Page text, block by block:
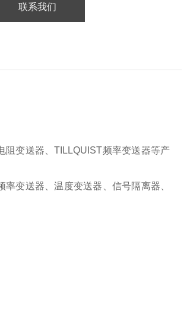
联系我们
阻变送器、TILLQUIST频率变送器等产
变送器、温度变送器、信号隔离器、